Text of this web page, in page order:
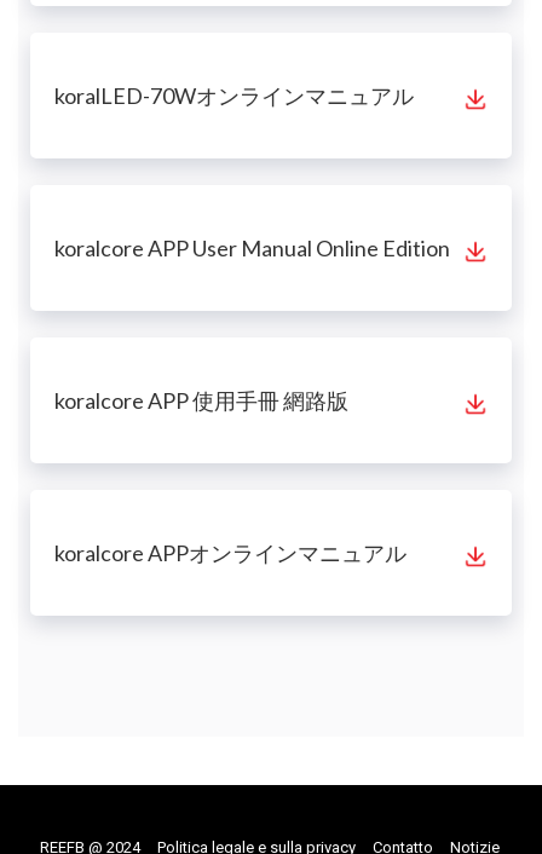
koralLED-70Wオンラインマニュアル
koralcore APP User Manual Online Edition
koralcore APP 使用手冊 網路版
koralcore APPオンラインマニュアル
REEFB @ 2024 Politica legale e sulla privacy Contatto Notizie